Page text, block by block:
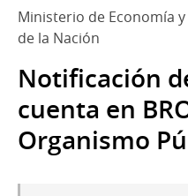
Ministerio de Economía
de la Nación
Notificación
cuenta en
Organismo